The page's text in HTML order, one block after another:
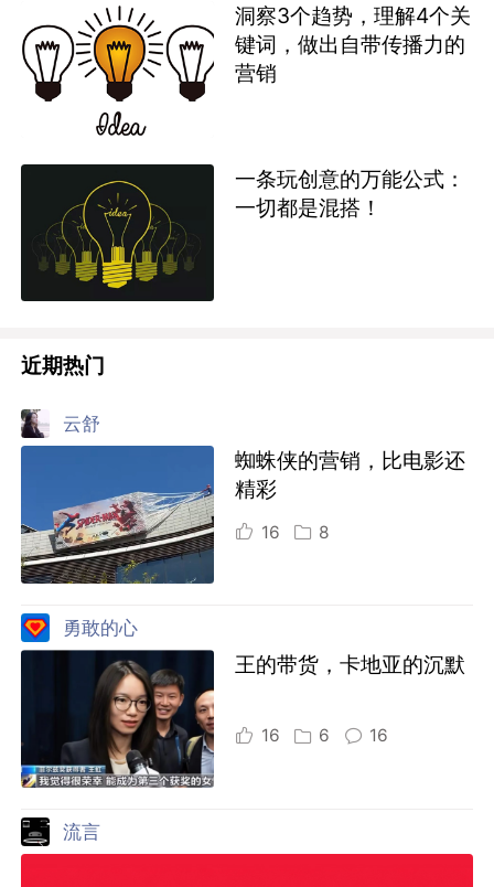
洞察3个趋势，理解4个关
键词，做出自带传播力的
营销
一条玩创意的万能公式：
一切都是混搭！
近期热门
云舒
蜘蛛侠的营销，比电影还
精彩
16 8
勇敢的心
王的带货，卡地亚的沉默
16 6 16
流言